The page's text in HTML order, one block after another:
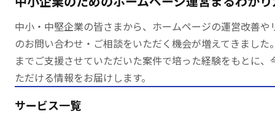
中小・中堅企業の皆さまから、ホームページの運営改善や
のお問い合わせ・ご相談をいただく機会が増えてきました
までご支援させていただいた案件で培った経験をもとに
ただける情報をお届けします。
サービス一覧